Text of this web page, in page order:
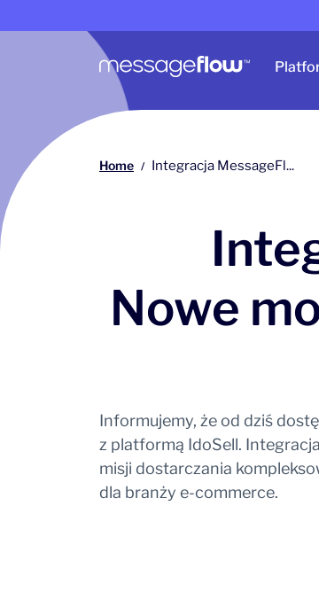
Główna nawigacja
Home / Integracja MessageFl...
Nowe
Informujemy, że od dziś
z platformą IdoSell.
misji dostarczania
dla branży e-commerce.